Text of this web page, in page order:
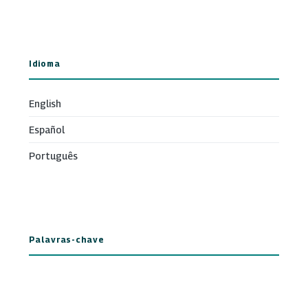
Idioma
English
Español
Português
Palavras-chave